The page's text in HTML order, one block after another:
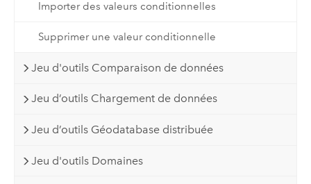
Importer des valeurs conditionnelles
Supprimer une valeur conditionnelle
Jeu d'outils Comparaison de données
Jeu d’outils Chargement de données
Jeu d’outils Géodatabase distribuée
Jeu d'outils Domaines